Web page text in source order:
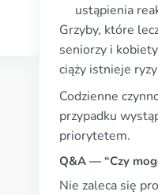
ustąpienia
Grzyby, które
seniorzy i
ciąży istnieje
Codzienne
przypadku
priorytetem.
Q&A — “Czy
Nie zaleca się